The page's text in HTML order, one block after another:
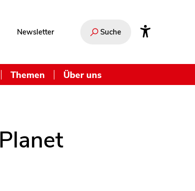
Newsletter Suche
Themen Über uns